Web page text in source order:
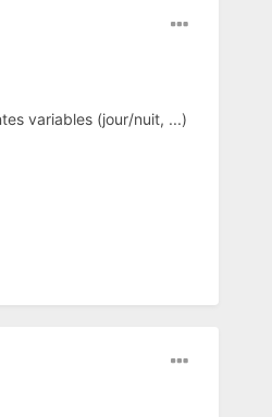
variables (jour/nuit, ...)